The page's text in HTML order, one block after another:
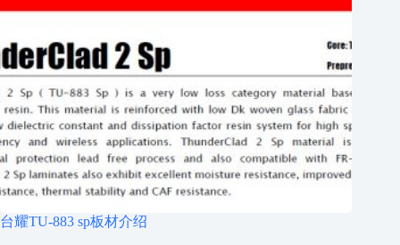
台耀TU-883 sp板材介绍